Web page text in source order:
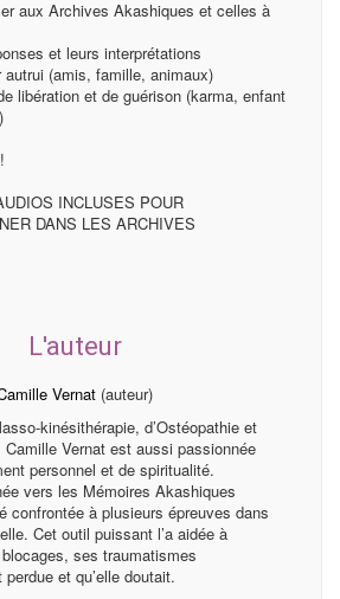
aux Archives Akashiques et celles à
et leurs interprétations
autrui (amis, famille, animaux)
libération et de guérison (karma, enfant
INCLUSES POUR
DANS LES ARCHIVES
L'auteur
Vernat (auteur)
kinésithérapie, d’Ostéopathie et
Vernat est aussi passionnée
personnel et de spiritualité.
vers les Mémoires Akashiques
confrontée à plusieurs épreuves dans
Cet outil puissant l’a aidée à
ses traumatismes
perdue et qu’elle doutait.